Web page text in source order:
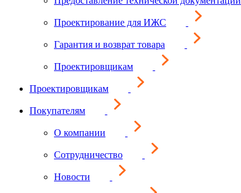
Проектирование для ИЖС
Гарантия и возврат товара
Проектировщикам
Проектировщикам
Покупателям
О компании
Сотрудничество
Новости